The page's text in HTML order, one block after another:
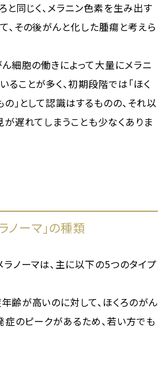
と同じく、メラニン色素を生み出す
、その後がんと化した腫瘍と考えら
細胞の働きによって大量にメラニ
ことが多く、初期段階では「ほく
」として認識はするものの、それ以
遅れてしまうことも少なくありま
ノーマ」の種類
ノーマは、主に以下の5つのタイプ
齢が高いのに対して、ほくろのがん
のピークがあるため、若い方でも